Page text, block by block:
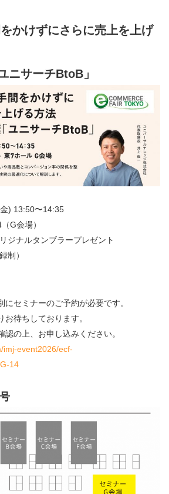
かけずにさらに売上を上げ
ニサーチBtoB」
) 13:50〜14:35
G会場）
ジナルタンブラープレゼント
制）
にセミナーのご予約が必要です。
待ちしております。
の上、お申し込みください。
imj-event2026/ecf-
14